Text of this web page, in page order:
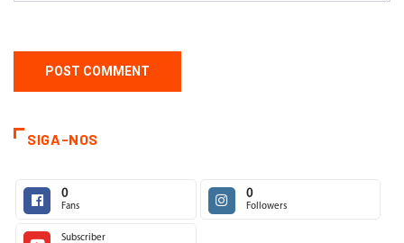
SIGA-NOS
0
Fans
0
Followers
Subscriber